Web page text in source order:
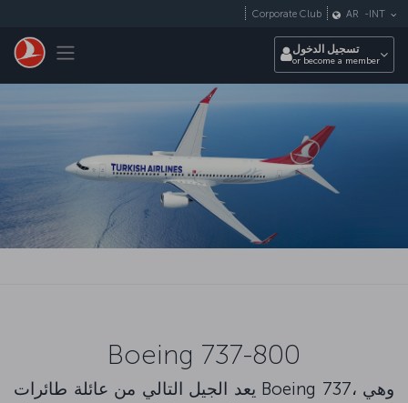
Toggle navigation
Corporate Club AR - INT
تسجيل الدخول
or become a member
Boeing 737-800
يعد الجيل التالي من عائلة طائرات Boeing 737، وهي